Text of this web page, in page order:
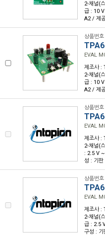
2-채널(
급 : 10
A2 / 제
상품번
EVAL
제조사 :
2-채널(
급 : 10
A2 / 제
상품번
EVAL
제조사 :
2-채널(
: 2.5 V
성 : 기판
상품번
EVAL
제조사 :
2-채널(
급 : 2.5
구성 : 기